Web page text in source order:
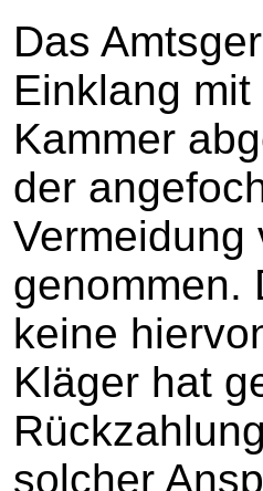
Das
Einklang
Kammer
der
Vermeidung
genommen.
keine
Kläger hat
solcher